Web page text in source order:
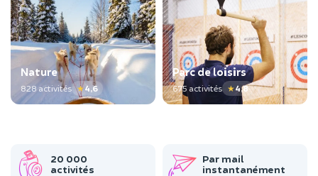
Nature
828 activités ★4,6
Parc de loisirs
675 activités ★4,8
20 000
activités
Par mail
instantanément